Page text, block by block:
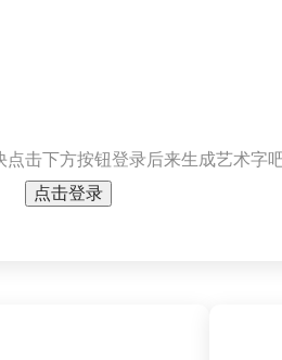
击下方按钮登录后来生成艺术字吧
点击登录